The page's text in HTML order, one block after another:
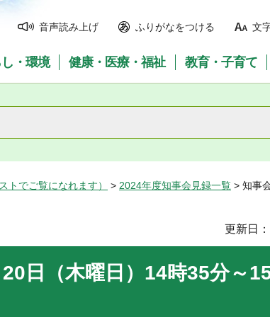
音声読み上げ ふりがなをつける 文
・環境 健康・医療・福祉 教育・子育て
トでご覧になれます） > 2024年度知事会見録一覧 > 知事
更新日
日（木曜日）14時35分～